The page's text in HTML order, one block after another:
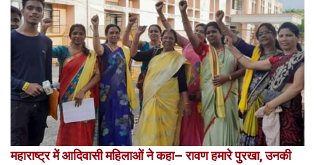
महाराष्ट्र में आदिवासी महिलाओं ने कहा– रावण हमारे पुरखा, उनकी